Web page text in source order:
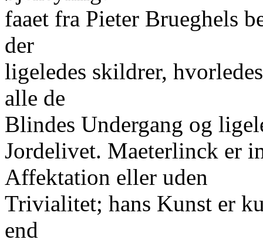
faaet fra Pieter Brueghels
der
ligeledes skildrer,
alle de
Blindes Undergang og
Jordelivet. Maeterlinck er
Affektation eller uden
Trivialitet; hans Kunst er
end